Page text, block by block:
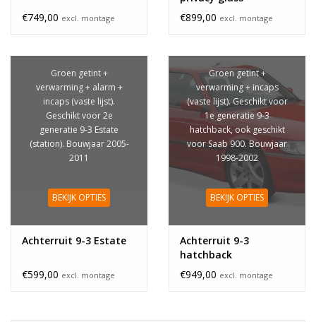
€749,00 excl. montage
€899,00 excl. montage
Groen getint +
verwarming + alarm +
incaps (vaste lijst).
Geschikt voor 2e
generatie 9-3 Estate
(station). Bouwjaar 2005-
2011
BEKIJK OPTIES
Achterruit 9-3 Estate
€599,00 excl. montage
Groen getint +
verwarming + incaps
(vaste lijst). Geschikt voor
1e generatie 9-3
hatchback, ook geschikt
voor Saab 900. Bouwjaar
1998-2002
BEKIJK OPTIES
Achterruit 9-3
hatchback
€949,00 excl. montage